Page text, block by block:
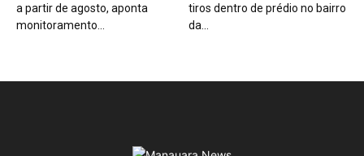
a partir de agosto, aponta
monitoramento...
tiros dentro de prédio no bairro
da...